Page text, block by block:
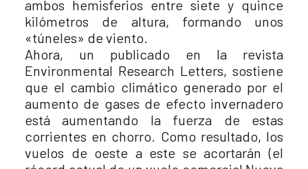
ambos hemisferios entre siete y quince
kilómetros de altura, formando unos
«túneles» de viento.
Ahora, un publicado en la revista
Environmental Research Letters, sostiene
que el cambio climático generado por el
aumento de gases de efecto invernadero
está aumentando la fuerza de estas
corrientes en chorro. Como resultado, los
vuelos de oeste a este se acortarán (el